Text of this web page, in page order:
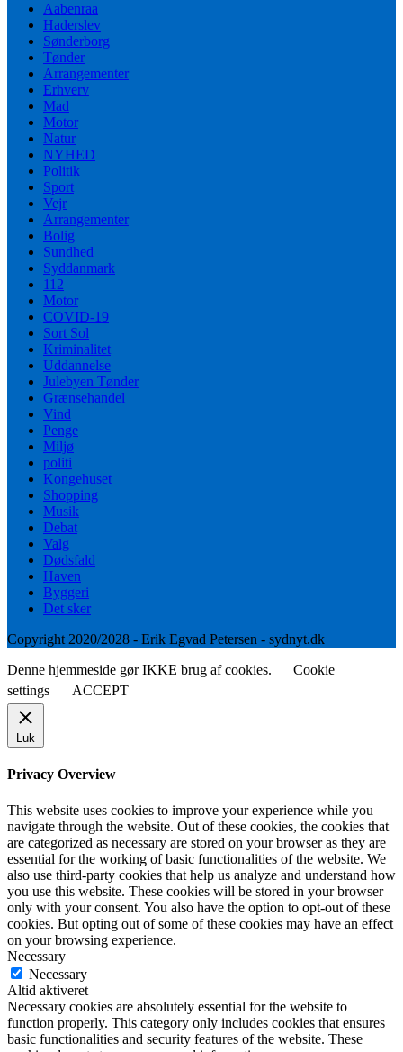
Aabenraa
Haderslev
Sønderborg
Tønder
Arrangementer
Erhverv
Mad
Motor
Natur
NYHED
Politik
Sport
Vejr
Arrangementer
Bolig
Sundhed
Syddanmark
112
Motor
COVID-19
Sort Sol
Kriminalitet
Uddannelse
Julebyen Tønder
Grænsehandel
Vind
Penge
Miljø
politi
Kongehuset
Shopping
Musik
Debat
Valg
Dødsfald
Haven
Byggeri
Det sker
Copyright 2020/2028 - Erik Egvad Petersen - sydnyt.dk
Denne hjemmeside gør IKKE brug af cookies.
Cookie
settings
ACCEPT
Luk
Privacy Overview
This website uses cookies to improve your experience while you
navigate through the website. Out of these cookies, the cookies that
are categorized as necessary are stored on your browser as they are
essential for the working of basic functionalities of the website. We
also use third-party cookies that help us analyze and understand how
you use this website. These cookies will be stored in your browser
only with your consent. You also have the option to opt-out of these
cookies. But opting out of some of these cookies may have an effect
on your browsing experience.
Necessary
Necessary
Altid aktiveret
Necessary cookies are absolutely essential for the website to
function properly. This category only includes cookies that ensures
basic functionalities and security features of the website. These